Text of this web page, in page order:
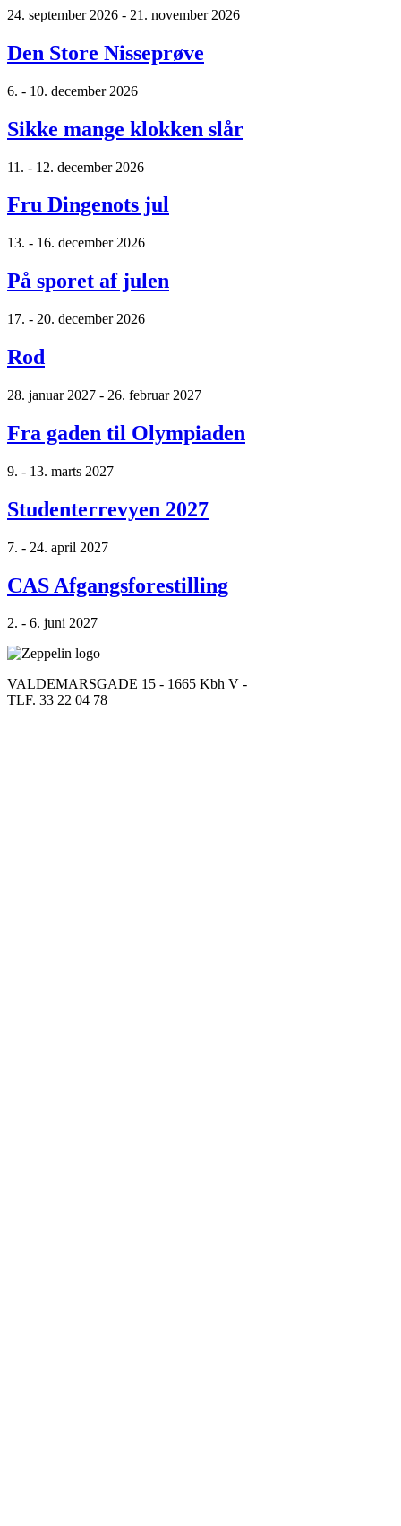
24. september 2026 - 21. november 2026
Den Store Nisseprøve
6. - 10. december 2026
Sikke mange klokken slår
11. - 12. december 2026
Fru Dingenots jul
13. - 16. december 2026
På sporet af julen
17. - 20. december 2026
Rod
28. januar 2027 - 26. februar 2027
Fra gaden til Olympiaden
9. - 13. marts 2027
Studenterrevyen 2027
7. - 24. april 2027
CAS Afgangsforestilling
2. - 6. juni 2027
VALDEMARSGADE 15 - 1665 Kbh V -
TLF. 33 22 04 78